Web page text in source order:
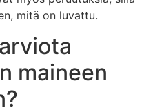
mitä on luvattu.
maineen